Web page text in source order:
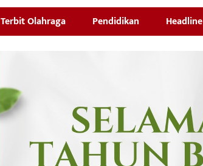
Terbit Olahraga Pendidikan Headline